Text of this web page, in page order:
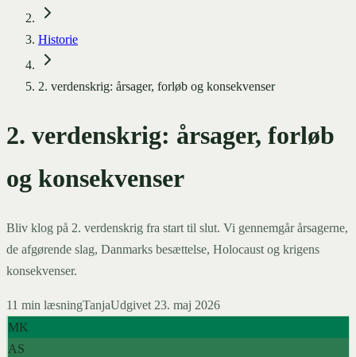
Historie
2. verdenskrig: årsager, forløb og konsekvenser
2. verdenskrig: årsager, forløb
og konsekvenser
Bliv klog på 2. verdenskrig fra start til slut. Vi gennemgår årsagerne,
de afgørende slag, Danmarks besættelse, Holocaust og krigens
konsekvenser.
11 min læsningTanjaUdgivet 23. maj 2026
MK
AS